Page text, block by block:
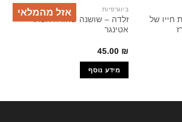
חייו של
אזל מהמלאי ביוגרפיות
זלדה – שושנה שחורה אסתר
אטינגר
45.00 ₪
מידע נוסף